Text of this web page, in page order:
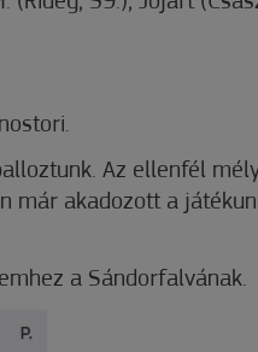
Az ellenfél
már akadozott a
a Sándorfalvának.